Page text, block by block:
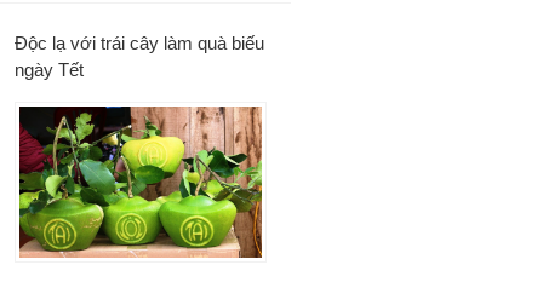
Độc lạ với trái cây làm quà biếu
ngày Tết